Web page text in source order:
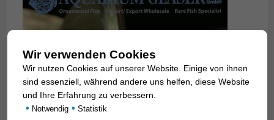
Wir verwenden Cookies
Wir nutzen Cookies auf unserer Website. Einige von ihnen
sind essenziell, während andere uns helfen, diese Website
und Ihre Erfahrung zu verbessern.
• Notwendig • Statistik